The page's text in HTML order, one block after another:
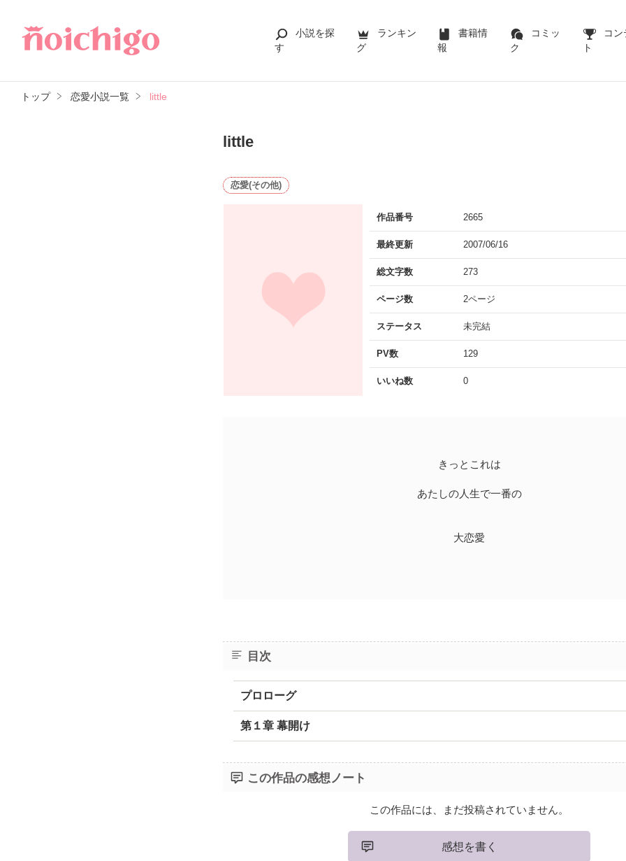
小説を探
す
ランキン
グ
書籍情
報
コミッ
ク
コン
ト
トップ 恋愛小説一覧 little
little
恋愛(その他)
作品番号 2665
最終更新 2007/06/16
総文字数 273
ページ数 2ページ
ステータス 未完結
PV数 129
いいね数 0
きっとこれは
あたしの人生で一番の
大恋愛
目次
プロローグ
第１章 幕開け
この作品の感想ノート
この作品には、まだ投稿されていません。
感想を書く